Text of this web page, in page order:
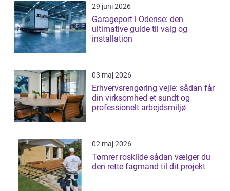
29 juni 2026
Garageport i Odense: den
ultimative guide til valg og
installation
03 maj 2026
Erhvervsrengøring vejle: sådan får
din virksomhed et sundt og
professionelt arbejdsmiljø
02 maj 2026
Tømrer roskilde sådan vælger du
den rette fagmand til dit projekt